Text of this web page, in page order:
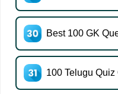
Best 100 GK
100 Telugu